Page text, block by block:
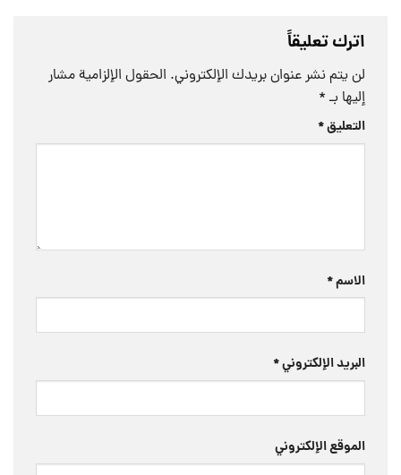
اترك تعليقاً
لن يتم نشر عنوان بريدك الإلكتروني. الحقول الإلزامية مشار
إليها بـ *
التعليق*
الاسم*
البريد الإلكتروني*
الموقع الإلكتروني